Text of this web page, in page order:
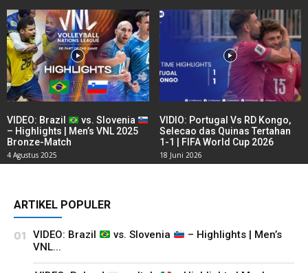
VIDEO: Brazil
vs. Slovenia
– Highlights | Men’s VNL 2025
Bronze-Match
4 Agustus 2025
VIDIO: Portugal Vs RD Kongo,
Selecao das Quinas Tertahan
1-1 | FIFA World Cup 2026
18 Juni 2026
ARTIKEL POPULER
VIDEO: Brazil vs. Slovenia
– Highlights | Men’s
VNL...